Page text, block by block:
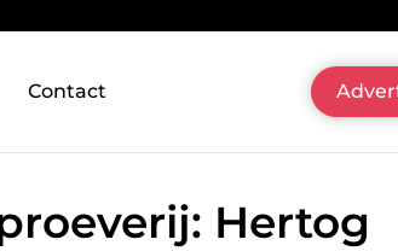
Contact
Hertog